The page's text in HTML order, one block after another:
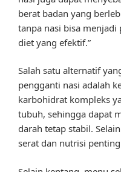
berat badan yang
tanpa nasi bisa
diet yang efektif.”
Salah satu alternatif
pengganti nasi adalah
karbohidrat kompleks
tubuh, sehingga dapat
darah tetap stabil.
serat dan nutrisi